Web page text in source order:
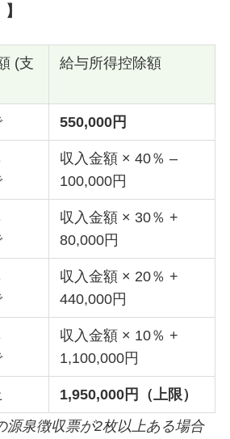
(支
給与所得控除額
550,000円
収入金額 × 40％ –
100,000円
収入金額 × 30％ +
80,000円
収入金額 × 20％ +
440,000円
収入金額 × 10％ +
1,100,000円
1,950,000円（上限）
源泉徴収票が2枚以上ある場合